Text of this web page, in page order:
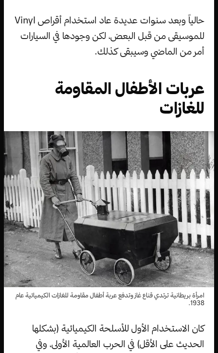
حالياً وبعد سنوات عديدة عاد استخدام أقراص Vinyl
للموسيقى من قبل البعض، لكن وجودها في السيارات
أمر من الماضي وسيبقى كذلك.
عربات الأطفال المقاومة
للغازات
امرأة بريطانية ترتدي قناع غاز وتدفع عربة أطفال مقاومة للغازات الكيميائية عام
1938.
كان الاستخدام الأول للأسلحة الكيميائية (بشكلها
الحديث على الأقل) في الحرب العالمية الأولى، وفي